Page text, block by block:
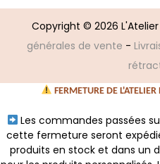
Copyright © 2026
générales de vente -
FERMETURE DE
Les commandes passées
cette fermeture seront
produits en stock et dans un